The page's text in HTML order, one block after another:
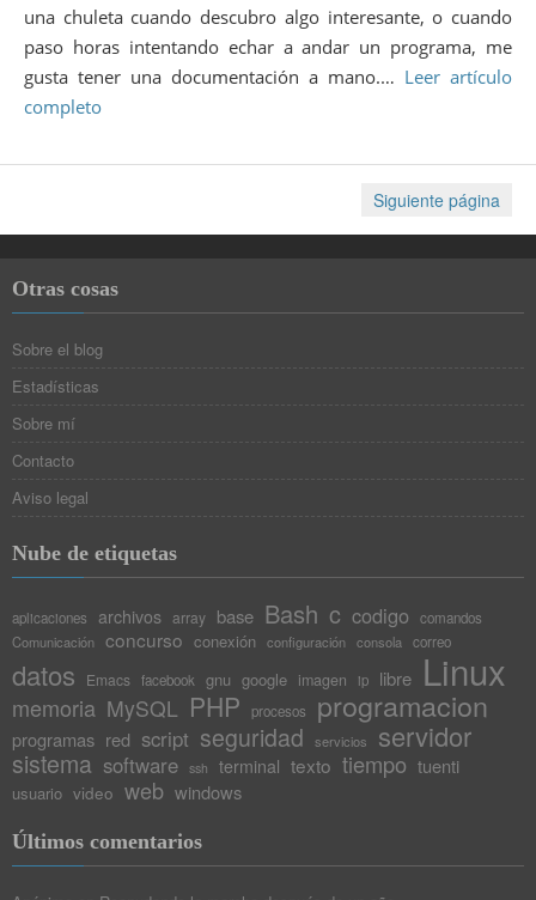
una chuleta cuando descubro algo interesante, o cuando
paso horas intentando echar a andar un programa, me
gusta tener una documentación a mano.… Leer artículo
completo
Siguiente página
Otras cosas
Sobre el blog
Estadísticas
Sobre mí
Contacto
Aviso legal
Nube de etiquetas
aplicaciones archivos array base Bash c codigo
comandos
Comunicación concurso conexión configuración consola correo
datos Emacs facebook gnu google imagen ip libre Linux
memoria MySQL PHP procesos programacion
programas red script seguridad servicios servidor
sistema software ssh terminal texto tiempo tuenti
usuario video web windows
Últimos comentarios